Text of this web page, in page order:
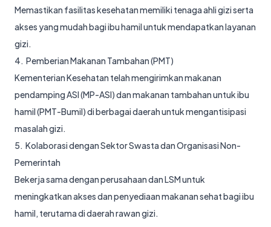
Memastikan fasilitas kesehatan memiliki tenaga ahli gizi serta
akses yang mudah bagi ibu hamil untuk mendapatkan layanan
gizi.
4. Pemberian Makanan Tambahan (PMT)
Kementerian Kesehatan telah mengirimkan makanan
pendamping ASI (MP-ASI) dan makanan tambahan untuk ibu
hamil (PMT-Bumil) di berbagai daerah untuk mengantisipasi
masalah gizi.
5. Kolaborasi dengan Sektor Swasta dan Organisasi Non-
Pemerintah
Bekerja sama dengan perusahaan dan LSM untuk
meningkatkan akses dan penyediaan makanan sehat bagi ibu
hamil, terutama di daerah rawan gizi.